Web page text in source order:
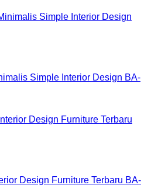
Simple Interior Design BA-
Design Furniture Terbaru BA-